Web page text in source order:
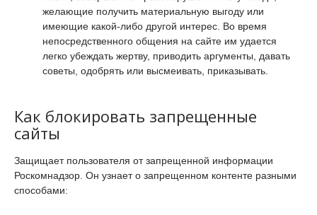
желающие получить материальную выгоду или
имеющие какой-либо другой интерес. Во время
непосредственного общения на сайте им удается
легко убеждать жертву, приводить аргументы, давать
советы, одобрять или высмеивать, приказывать.
Как блокировать запрещенные
сайты
Защищает пользователя от запрещенной информации
Роскомнадзор. Он узнает о запрещенном контенте разными
способами: